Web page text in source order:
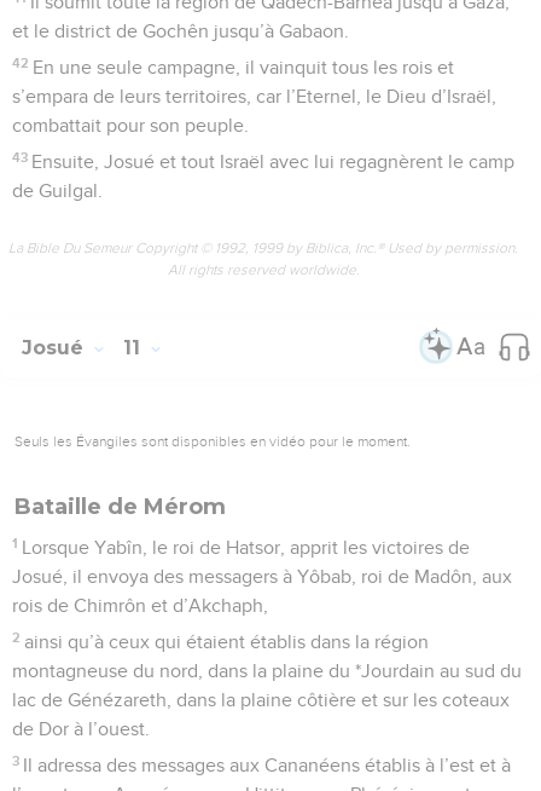
et le district de Gochên jusqu’à Gabaon.
42 En une seule campagne, il vainquit tous les rois et
s’empara de leurs territoires, car l’Eternel, le Dieu d’Israël,
combattait pour son peuple.
43 Ensuite, Josué et tout Israël avec lui regagnèrent le camp
de Guilgal.
La Bible Du Semeur Copyright © 1992, 1999 by Biblica, Inc.® Used by permission.
All rights reserved worldwide.
Josué 11
Seuls les Évangiles sont disponibles en vidéo pour le moment.
Bataille de Mérom
1 Lorsque Yabîn, le roi de Hatsor, apprit les victoires de
Josué, il envoya des messagers à Yôbab, roi de Madôn, aux
rois de Chimrôn et d’Akchaph,
2 ainsi qu’à ceux qui étaient établis dans la région
montagneuse du nord, dans la plaine du *Jourdain au sud du
lac de Génézareth, dans la plaine côtière et sur les coteaux
de Dor à l’ouest.
3 Il adressa des messages aux Cananéens établis à l’est et à